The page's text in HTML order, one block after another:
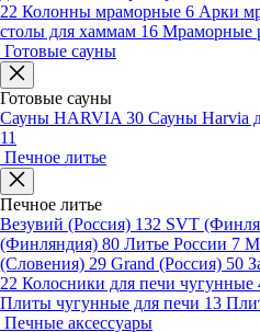
22 Колонны мраморные 6 Арки
столы для хаммам 16 Мраморные
Готовые сауны
Готовые сауны
Сауны HARVIA 30 Сауны Harvia
11
Печное литье
Печное литье
Везувий (Россия) 132 SVT
(Финляндия) 80 Литье России 7
(Словения) 29 Grand (Россия) 50
22 Колосники для печи чугунные
Плиты чугунные для печи 13
Печные аксессуары